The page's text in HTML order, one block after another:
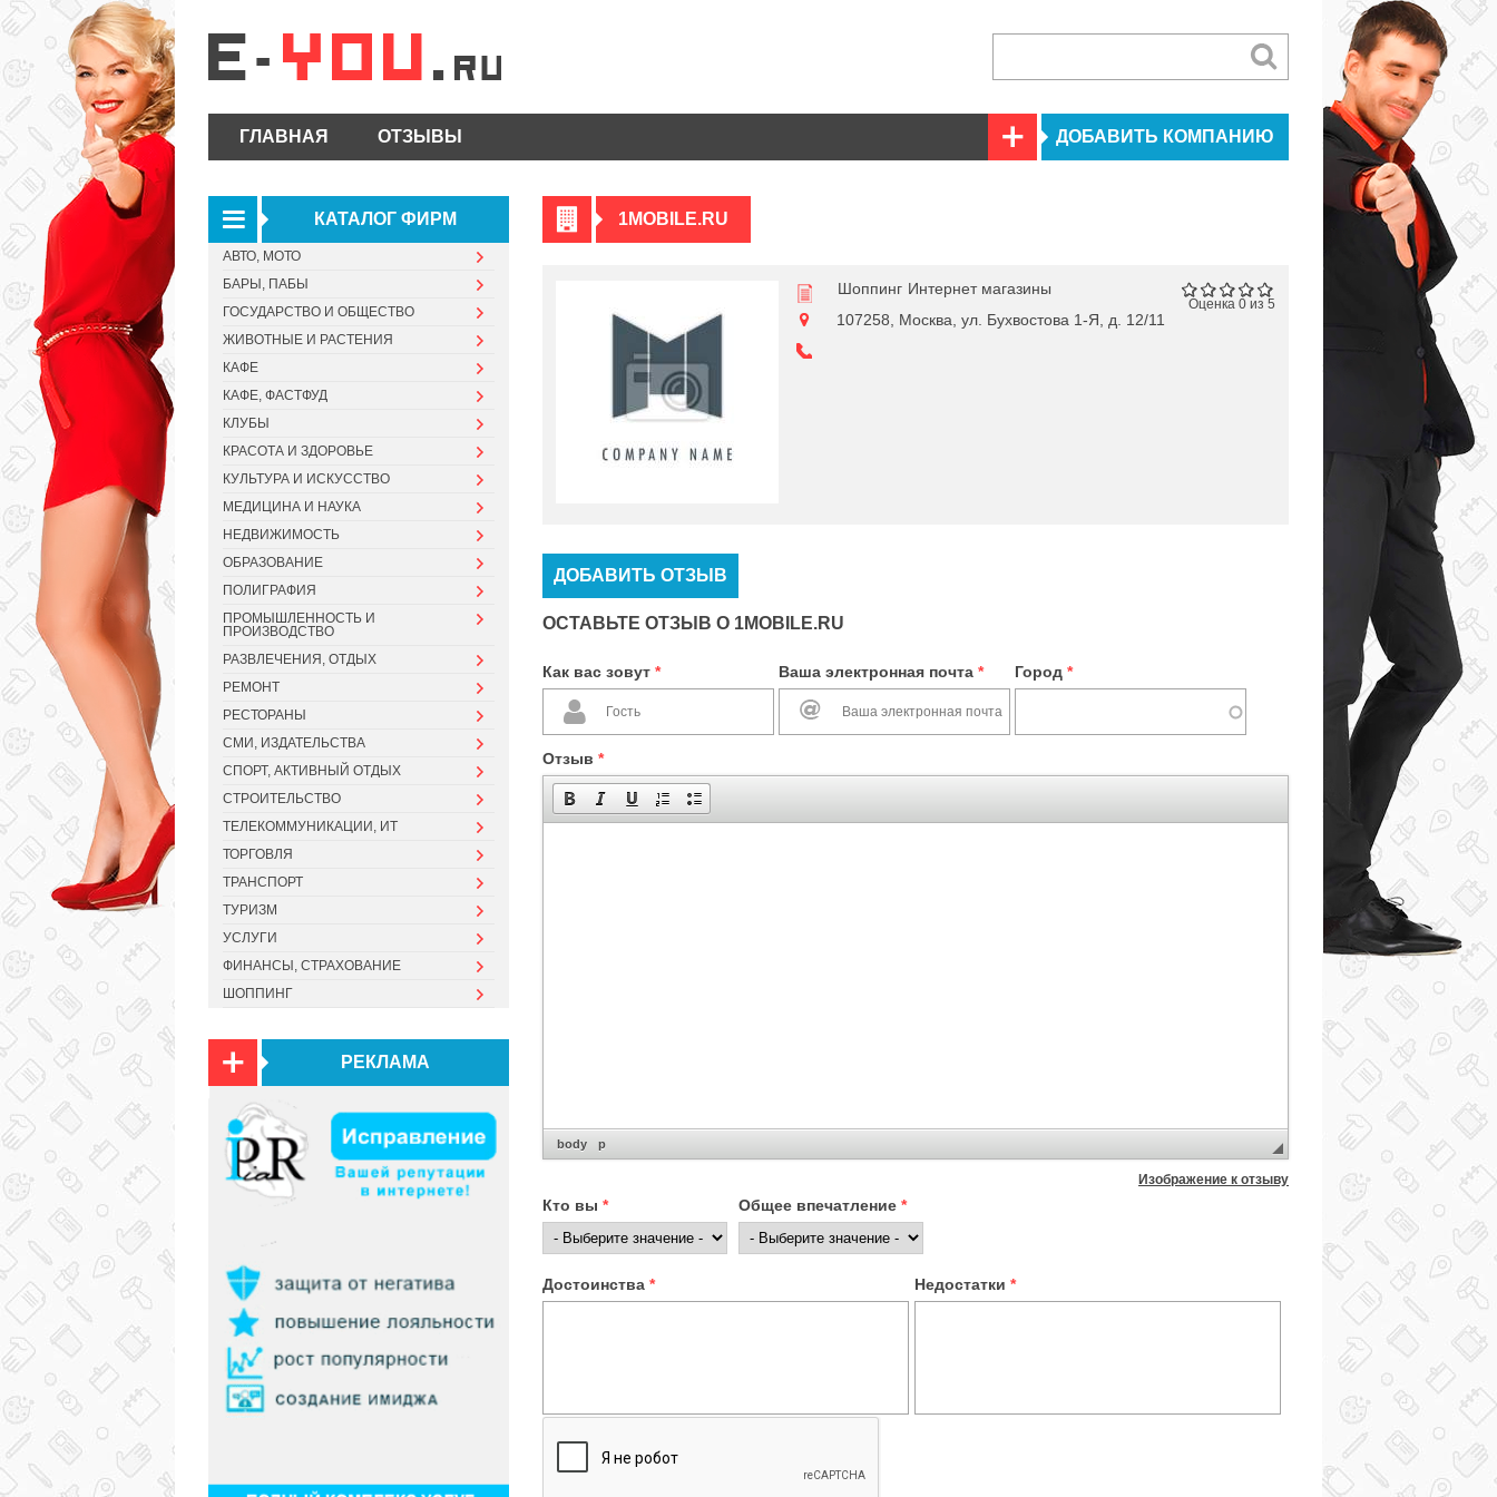
ГЛАВНАЯ ОТЗЫВЫ ДОБАВИТЬ КОМПАНИЮ
1MOBILE.RU
Оценка 0 из 5
Шоппинг Интернет магазины
107258, Москва, ул. Бухвостова 1-Я, д. 12/11
ДОБАВИТЬ ОТЗЫВ
ОСТАВЬТЕ ОТЗЫВ О 1MOBILE.RU
Как вас зовут * Ваша электронная почта * Город *
Отзыв *
body p
Изображение к отзыву
Кто вы * Общее впечатление *
Достоинства * Недостатки *
КАТАЛОГ ФИРМ
АВТО, МОТО
БАРЫ, ПАБЫ
ГОСУДАРСТВО И ОБЩЕСТВО
ЖИВОТНЫЕ И РАСТЕНИЯ
КАФЕ
КАФЕ, ФАСТФУД
КЛУБЫ
КРАСОТА И ЗДОРОВЬЕ
КУЛЬТУРА И ИСКУССТВО
МЕДИЦИНА И НАУКА
НЕДВИЖИМОСТЬ
ОБРАЗОВАНИЕ
ПОЛИГРАФИЯ
ПРОМЫШЛЕННОСТЬ И
ПРОИЗВОДСТВО
РАЗВЛЕЧЕНИЯ, ОТДЫХ
РЕМОНТ
РЕСТОРАНЫ
СМИ, ИЗДАТЕЛЬСТВА
СПОРТ, АКТИВНЫЙ ОТДЫХ
СТРОИТЕЛЬСТВО
ТЕЛЕКОММУНИКАЦИИ, ИТ
ТОРГОВЛЯ
ТРАНСПОРТ
ТУРИЗМ
УСЛУГИ
ФИНАНСЫ, СТРАХОВАНИЕ
ШОППИНГ
РЕКЛАМА